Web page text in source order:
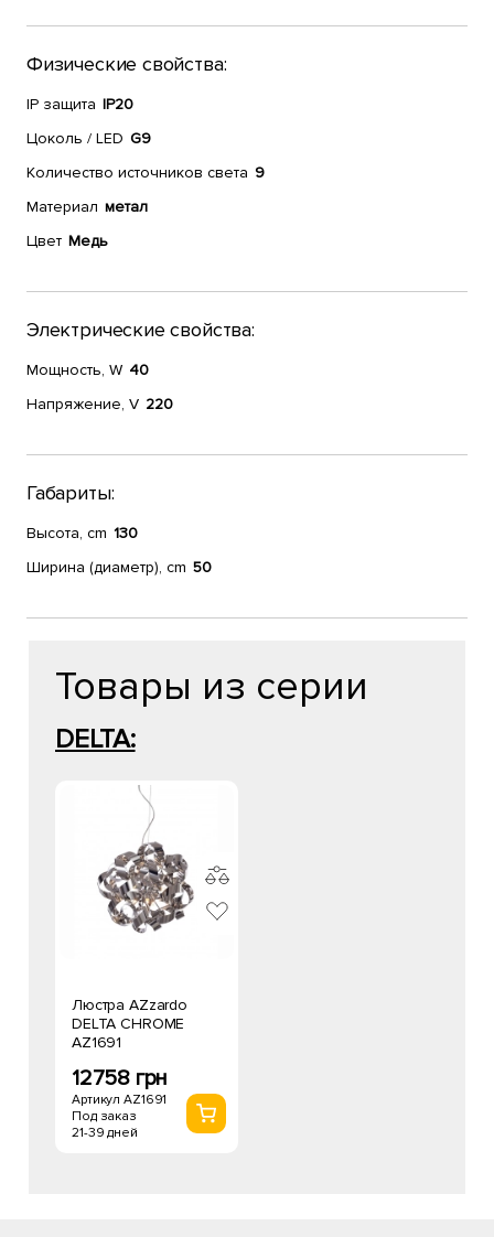
Физические свойства:
IP защита IP20
Цоколь / LED G9
Количество источников света 9
Материал метал
Цвет Медь
Электрические свойства:
Мощность, W 40
Напряжение, V 220
Габариты:
Высота, cm 130
Ширина (диаметр), cm 50
Товары из серии
DELTA:
Люстра AZzardo
DELTA CHROME
AZ1691
12758 грн
Артикул AZ1691
Под заказ
21-39 дней